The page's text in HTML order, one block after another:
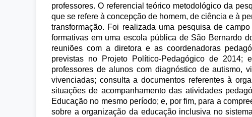
professores. O referencial teórico metodológico da
que se refere à concepção de homem, de ciência e à
transformação. Foi realizada uma pesquisa de
formativas em uma escola pública de São Bernardo
reuniões com a diretora e as coordenadoras
previstas no Projeto Político-Pedagógico de 2014;
professores de alunos com diagnóstico de autismo,
vivenciadas; consulta a documentos referentes à
situações de acompanhamento das atividades
Educação no mesmo período; e, por fim, para a
sobre a organização da educação inclusiva no